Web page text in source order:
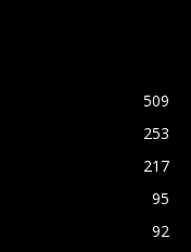
509
253
217
95
92